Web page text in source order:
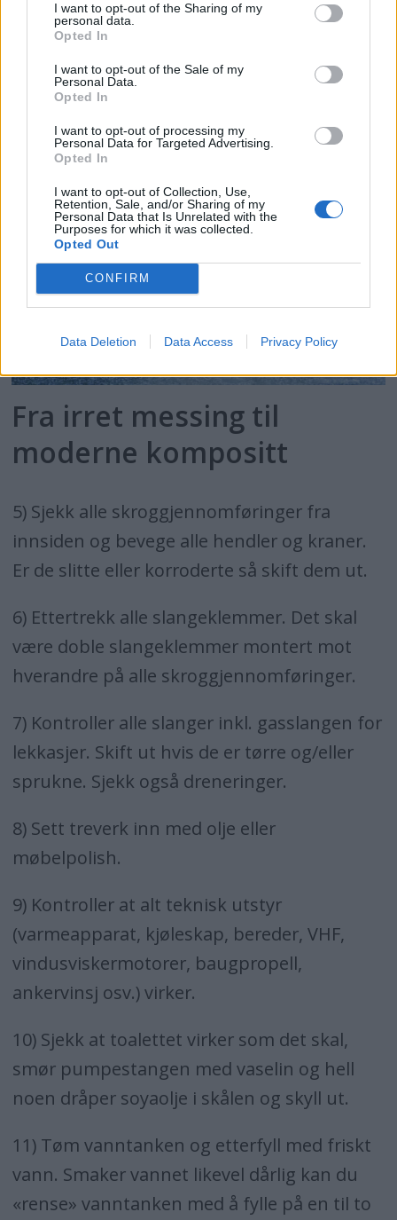
I want to opt-out of the Sharing of my
personal data.
Opted In
I want to opt-out of the Sale of my
Personal Data.
Opted In
I want to opt-out of processing my
Personal Data for Targeted Advertising.
Opted In
I want to opt-out of Collection, Use,
Retention, Sale, and/or Sharing of my
Personal Data that Is Unrelated with the
Purposes for which it was collected.
Opted Out
CONFIRM
Data Deletion Data Access Privacy Policy
inn med vinylshine.
alle brytere, lamper og lanterner virker. Dusj
Les også: Bytte av
skroggjennomføringer og kraner
Fra irret messing til
moderne kompositt
5) Sjekk alle skroggjennomføringer fra
innsiden og bevege alle hendler og kraner.
Er de slitte eller korroderte så skift dem ut.
6) Ettertrekk alle slangeklemmer. Det skal
være doble slangeklemmer montert mot
hverandre på alle skroggjennomføringer.
7) Kontroller alle slanger inkl. gasslangen for
lekkasjer. Skift ut hvis de er tørre og/eller
sprukne. Sjekk også dreneringer.
8) Sett treverk inn med olje eller
møbelpolish.
9) Kontroller at alt teknisk utstyr
(varmeapparat, kjøleskap, bereder, VHF,
vindusviskermotorer, baugpropell,
ankervinsj osv.) virker.
10) Sjekk at toalettet virker som det skal,
smør pumpestangen med vaselin og hell
noen dråper soyaolje i skålen og skyll ut.
11) Tøm vanntanken og etterfyll med friskt
vann. Smaker vannet likevel dårlig kan du
«rense» vanntanken med å fylle på en til to